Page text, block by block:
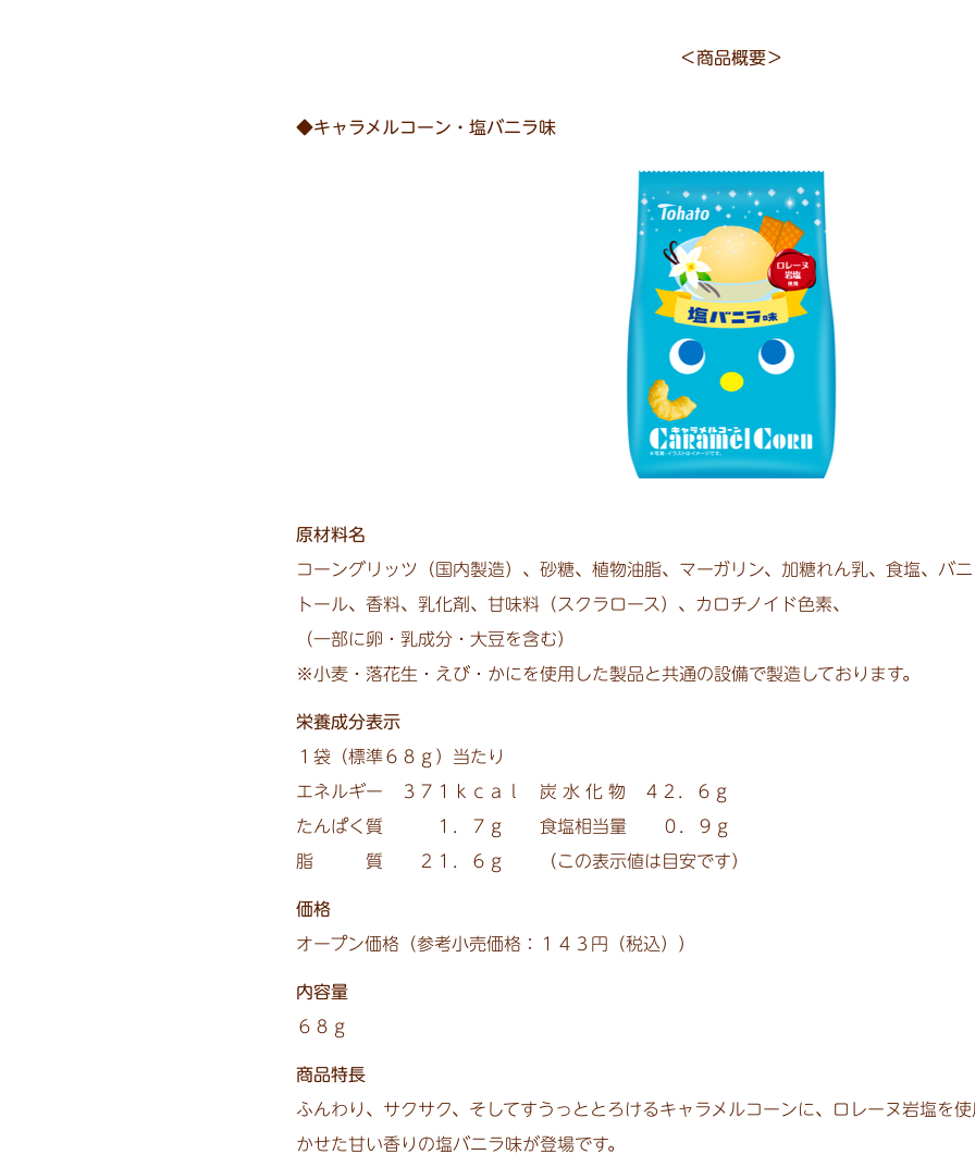
＜商品概要＞
◆キャラメルコーン・塩バニラ味
原材料名
コーングリッツ（国内製造）、砂糖、植物油脂、マーガリン、加糖れん乳、食塩、バ
トール、香料、乳化剤、甘味料（スクラロース）、カロチノイド色素、
（一部に卵・乳成分・大豆を含む）
※小麦・落花生・えび・かにを使用した製品と共通の設備で製造しております。
栄養成分表示
１袋（標準６８ｇ）当たり
エネルギー ３７１ｋｃａｌ 炭 水 化 物 ４２．６ｇ
たんぱく質 １．７ｇ 食塩相当量 ０．９ｇ
脂 質 ２１．６ｇ （この表示値は目安です）
価格
オープン価格（参考小売価格：１４３円（税込））
内容量
６８ｇ
商品特長
ふんわり、サクサク、そしてすうっととろけるキャラメルコーンに、ロレーヌ岩塩を
かせた甘い香りの塩バニラ味が登場です。